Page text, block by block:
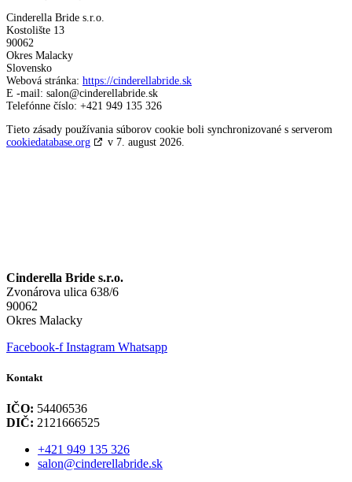
Cinderella Bride s.r.o.
Kostolište 13
90062
Okres Malacky
Slovensko
Webová stránka: https://cinderellabride.sk
E -mail: salon@cinderellabride.sk
Telefónne číslo: +421 949 135 326
Tieto zásady používania súborov cookie boli synchronizované s serverom
cookiedatabase.org
v 7. august 2026.
Cinderella Bride s.r.o.
Zvonárova ulica 638/6
90062
Okres Malacky
Facebook-f Instagram Whatsapp
Kontakt
IČO: 54406536
DIČ: 2121666525
+421 949 135 326
salon@cinderellabride.sk